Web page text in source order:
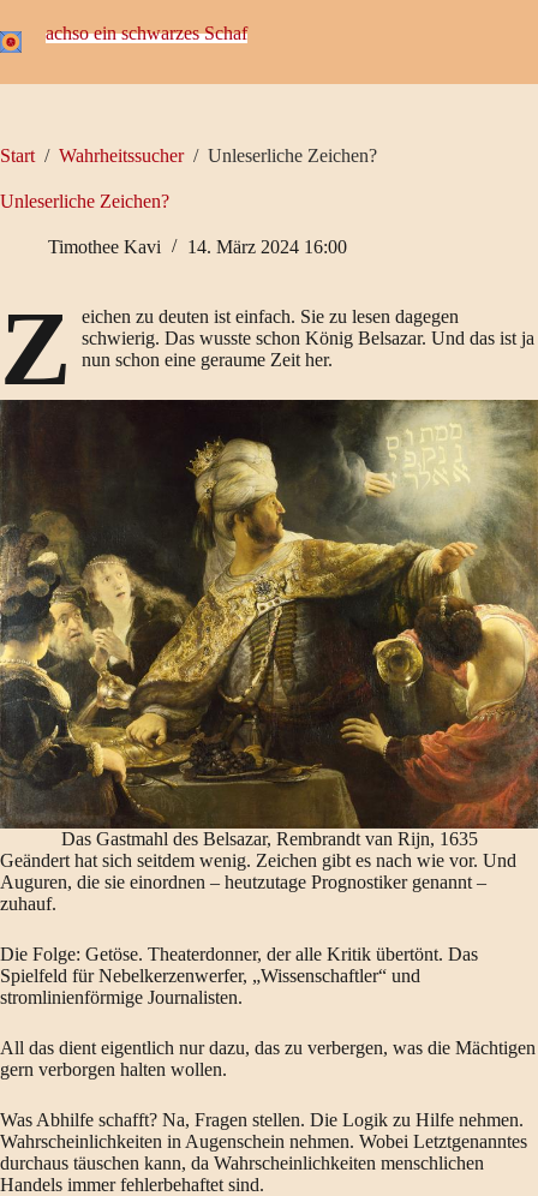
Inhalt
springen
achso ein schwarzes Schaf
Start / Wahrheitssucher / Unleserliche Zeichen?
Unleserliche Zeichen?
Timothee Kavi 14. März 2024 16:00
Z
eichen zu deuten ist einfach. Sie zu lesen dagegen
schwierig. Das wusste schon König Belsazar. Und das ist ja
nun schon eine geraume Zeit her.
Das Gastmahl des Belsazar, Rembrandt van Rijn, 1635
Geändert hat sich seitdem wenig. Zeichen gibt es nach wie vor. Und
Auguren, die sie einordnen – heutzutage Prognostiker genannt –
zuhauf.
Die Folge: Getöse. Theaterdonner, der alle Kritik übertönt. Das
Spielfeld für Nebelkerzenwerfer, „Wissenschaftler“ und
stromlinienförmige Journalisten.
All das dient eigentlich nur dazu, das zu verbergen, was die Mächtigen
gern verborgen halten wollen.
Was Abhilfe schafft? Na, Fragen stellen. Die Logik zu Hilfe nehmen.
Wahrscheinlichkeiten in Augenschein nehmen. Wobei Letztgenanntes
durchaus täuschen kann, da Wahrscheinlichkeiten menschlichen
Handels immer fehlerbehaftet sind.